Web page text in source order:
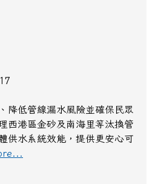
降低管線漏水風險並確保民眾
西港區金砂及南海里等汰換管
供水系統效能，提供更安心可